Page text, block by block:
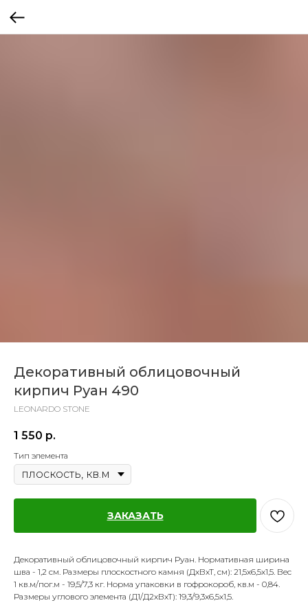
Декоративный облицовочный
кирпич Руан 490
LEONARDO STONE
1 550 р.
Тип элемента
ЗАКАЗАТЬ
Декоративный облицовочный кирпич Руан. Нормативная ширина
шва - 1,2 см. Размеры плоскостного камня (ДхВхТ, см): 21,5х6,5х1,5. Вес
1 кв.м/пог.м - 19,5/7,3 кг. Норма упаковки в гофрокороб, кв.м - 0,84.
Размеры углового элемента (Д1/Д2хВхТ): 19,3/9,3x6,5х1,5.